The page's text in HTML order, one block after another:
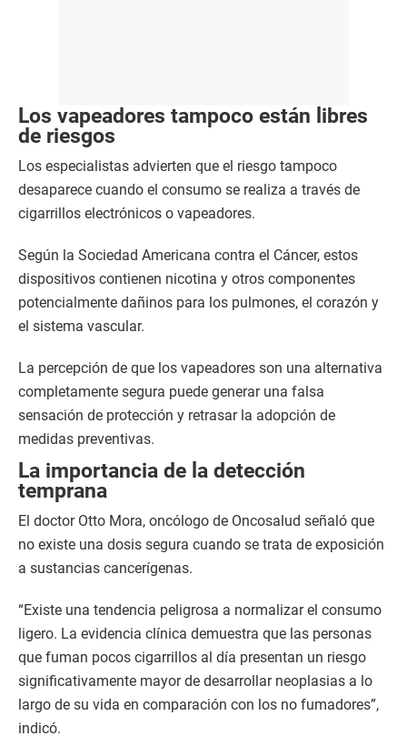
Los vapeadores tampoco están libres
de riesgos
Los especialistas advierten que el riesgo tampoco
desaparece cuando el consumo se realiza a través de
cigarrillos electrónicos o vapeadores.
Según la Sociedad Americana contra el Cáncer, estos
dispositivos contienen nicotina y otros componentes
potencialmente dañinos para los pulmones, el corazón y
el sistema vascular.
La percepción de que los vapeadores son una alternativa
completamente segura puede generar una falsa
sensación de protección y retrasar la adopción de
medidas preventivas.
La importancia de la detección
temprana
El doctor Otto Mora, oncólogo de Oncosalud señaló que
no existe una dosis segura cuando se trata de exposición
a sustancias cancerígenas.
“Existe una tendencia peligrosa a normalizar el consumo
ligero. La evidencia clínica demuestra que las personas
que fuman pocos cigarrillos al día presentan un riesgo
significativamente mayor de desarrollar neoplasias a lo
largo de su vida en comparación con los no fumadores”,
indicó.